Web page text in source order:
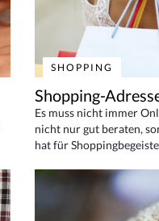
SHOPPING
Shopping-
Es muss nicht immer
nicht nur gut beraten,
hat für